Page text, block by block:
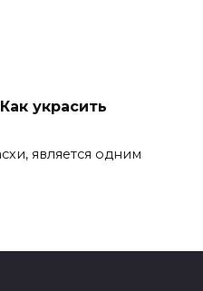
украсить
является одним